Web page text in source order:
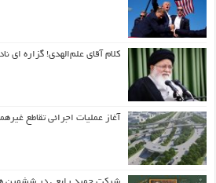
کلام آقای علم‌الهدی! گزاره ای
آغاز عملیات اجرائی تقاطع